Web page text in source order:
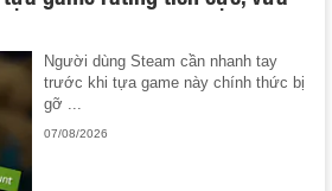
Người dùng Steam cần nhanh tay
trước khi tựa game này chính thức bị
gỡ ...
07/08/2026